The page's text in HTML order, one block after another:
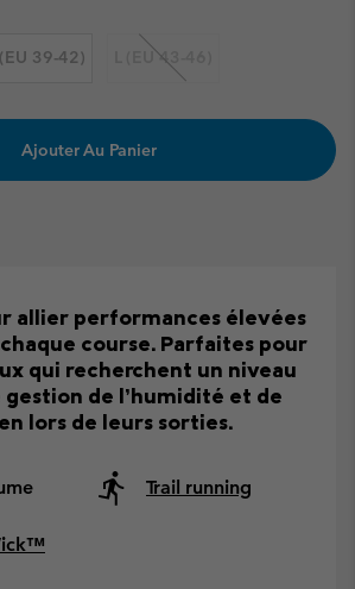
39-42) L (EU 43-46)
Ajouter Au Panier
allier performances élevées
course. Parfaites pour
qui recherchent un niveau
gestion de l’humidité et de
lors de leurs sorties.
Trail running